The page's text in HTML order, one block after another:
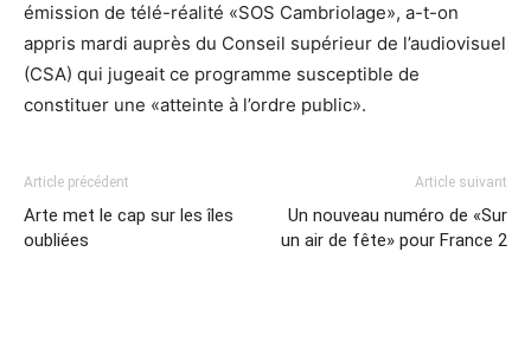
émission de télé-réalité «SOS Cambriolage», a-t-on
appris mardi auprès du Conseil supérieur de l’audiovisuel
(CSA) qui jugeait ce programme susceptible de
constituer une «atteinte à l’ordre public».
Article précédent
Arte met le cap sur les îles
oubliées
Article suivant
Un nouveau numéro de «Sur
un air de fête» pour France 2